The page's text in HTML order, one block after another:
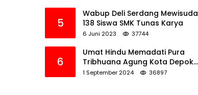
5
Wabup Deli Serdang Mewisuda
138 Siswa SMK Tunas Karya
6 Juni 2023 37744
6
Umat Hindu Memadati Pura
Tribhuana Agung Kota Depok
Jawa Barat
1 September 2024 36897